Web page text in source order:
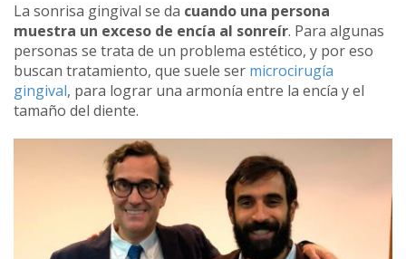
La sonrisa gingival se da cuando una persona
muestra un exceso de encía al sonreír. Para algunas
personas se trata de un problema estético, y por eso
buscan tratamiento, que suele ser microcirugía
gingival, para lograr una armonía entre la encía y el
tamaño del diente.